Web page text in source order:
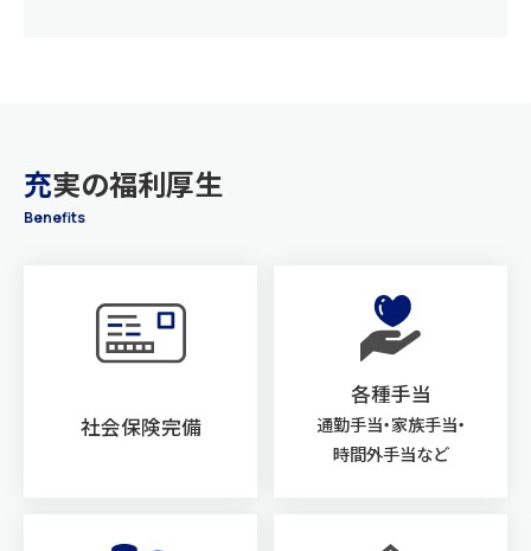
充実の福利厚生
Benefits
社会保険完備
各種手当
通勤手当・家族手当・
時間外手当など